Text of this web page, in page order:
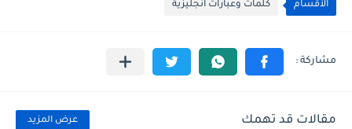
الأقسام كلمات وعبارات انجليزية
مقالات قد تهمك عرض المزيد